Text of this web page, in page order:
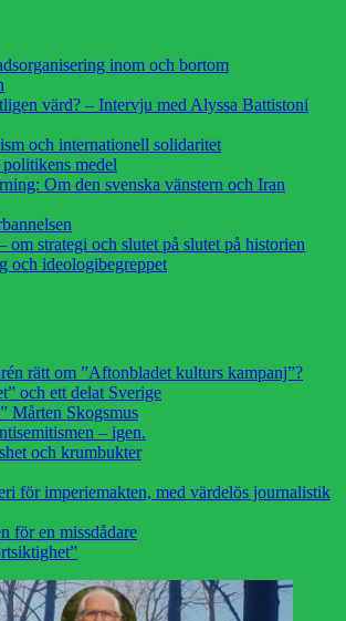
inom och bortom
värd? – Intervju med Alyssa Battistoni
och internationell solidaritet
medel
Om den svenska vänstern och Iran
om strategi och slutet på slutet på historien
och ideologibegreppet
rätt om ”Aftonbladet kulturs kampanj”?
och ett delat Sverige
Mårten Skogsmus
– igen.
och krumbukter
för imperiemakten, med värdelös journalistik
för en missdådare